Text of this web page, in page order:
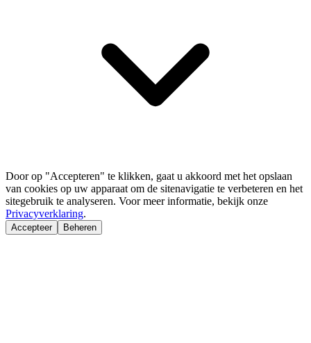
Door op "Accepteren" te klikken, gaat u akkoord met het opslaan
van cookies op uw apparaat om de sitenavigatie te verbeteren en het
sitegebruik te analyseren. Voor meer informatie, bekijk onze
Privacyverklaring.
Accepteer Beheren